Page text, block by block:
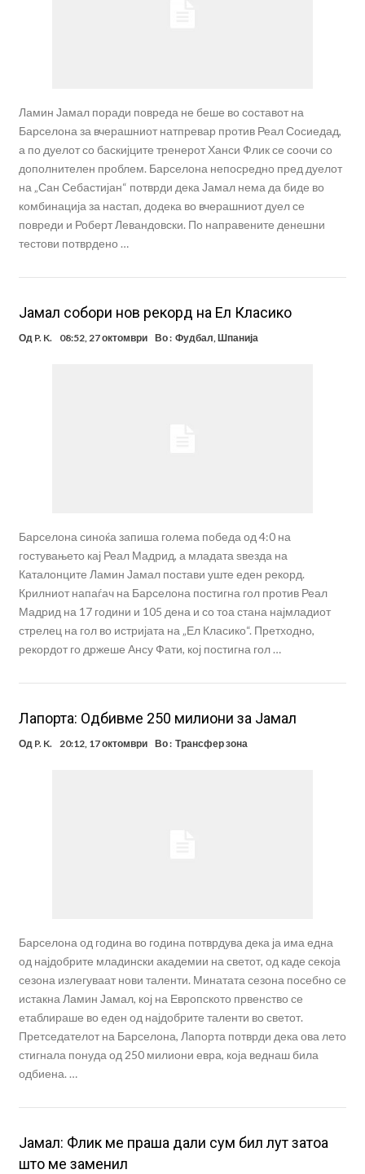
Ламин Јамал поради повреда не беше во составот на
Барселона за вчерашниот натпревар против Реал Сосиедад,
а по дуелот со баскијците тренерот Ханси Флик се соочи со
дополнителен проблем. Барселона непосредно пред дуелот
на „Сан Себастијан“ потврди дека Јамал нема да биде во
комбинација за настап, додека во вчерашниот дуел се
повреди и Роберт Левандовски. По направените денешни
тестови потврдено …
Јамал собори нов рекорд на Ел Класико
Од P. K. 08:52, 27 октомври Во : Фудбал Шпанија
Барселона синоќа запиша голема победа од 4:0 на
гостувањето кај Реал Мадрид, а младата ѕвезда на
Каталонците Ламин Јамал постави уште еден рекорд.
Крилниот напаѓач на Барселона постигна гол против Реал
Мадрид на 17 години и 105 дена и со тоа стана најмладиот
стрелец на гол во истријата на „Ел Класико“. Претходно,
рекордот го држеше Ансу Фати, кој постигна гол …
Лапорта: Одбивме 250 милиони за Јамал
Од P. K. 20:12, 17 октомври Во : Трансфер зона
Барселона од година во година потврдува дека ја има една
од најдобрите младински академии на светот, од каде секоја
сезона излегуваат нови таленти. Минатата сезона посебно се
истакна Ламин Јамал, кој на Европското првенство се
етаблираше во еден од најдобрите таленти во светот.
Претседателот на Барселона, Лапорта потврди дека ова лето
стигнала понуда од 250 милиони евра, која веднаш била
одбиена. …
Јамал: Флик ме праша дали сум бил лут затоа
што ме заменил